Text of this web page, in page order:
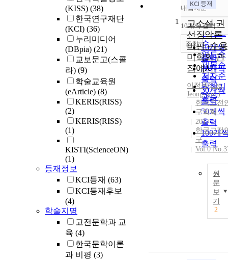
(KISS) (38)
한국연구재단
(KCI) (36)
누리미디어
(DBpia) (21)
교보문고(스콜
라) (9)
학술교육원
(eArticle) (8)
KERIS(RISS)
(2)
KERIS(RISS)
(1)
KISTI(ScienceON)
(1)
등재정보
KCI등재 (63)
KCI등재후보
(4)
학술지명
고전문학과 교
육 (4)
한국문학이론
과 비평 (3)
정확도
순
인기도
순
연도순
제목순
저자순
발행기
관순
내림차순
내림차
10개씩 출력
10개씩
출력
20개씩
출력
30개씩
출력
50개씩
출력
100개
출력
조회
1
고소설 권
선징악론
비판 -수용
미학의 관
점에서-
이정원(Lee,
Jeong-won)
한국고전
구학회
2017
한국고전
구
Vol.0
원
문
보
기
2